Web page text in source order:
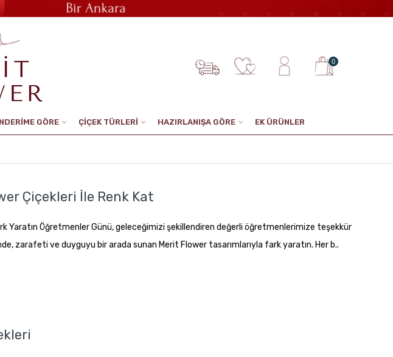
0
GÖRE ÇİÇEK TÜRLERİ HAZIRLANIŞA GÖRE EK ÜRÜNLER
Çiçekleri İle Renk Kat
Yaratın Öğretmenler Günü, geleceğimizi şekillendiren değerli öğretmenlerimize teşekkür
zarafeti ve duyguyu bir arada sunan Merit Flower tasarımlarıyla fark yaratın. Her b..